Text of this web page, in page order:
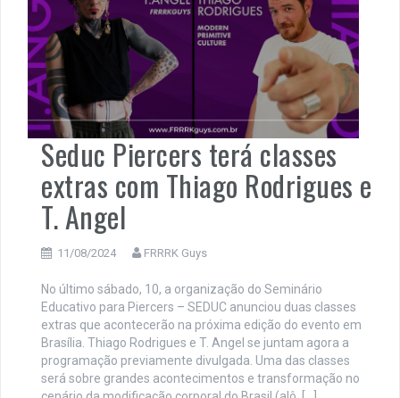
Seduc Piercers terá classes
extras com Thiago Rodrigues e
T. Angel
11/08/2024 FRRRK Guys
No último sábado, 10, a organização do Seminário
Educativo para Piercers – SEDUC anunciou duas classes
extras que acontecerão na próxima edição do evento em
Brasília. Thiago Rodrigues e T. Angel se juntam agora a
programação previamente divulgada. Uma das classes
será sobre grandes acontecimentos e transformação no